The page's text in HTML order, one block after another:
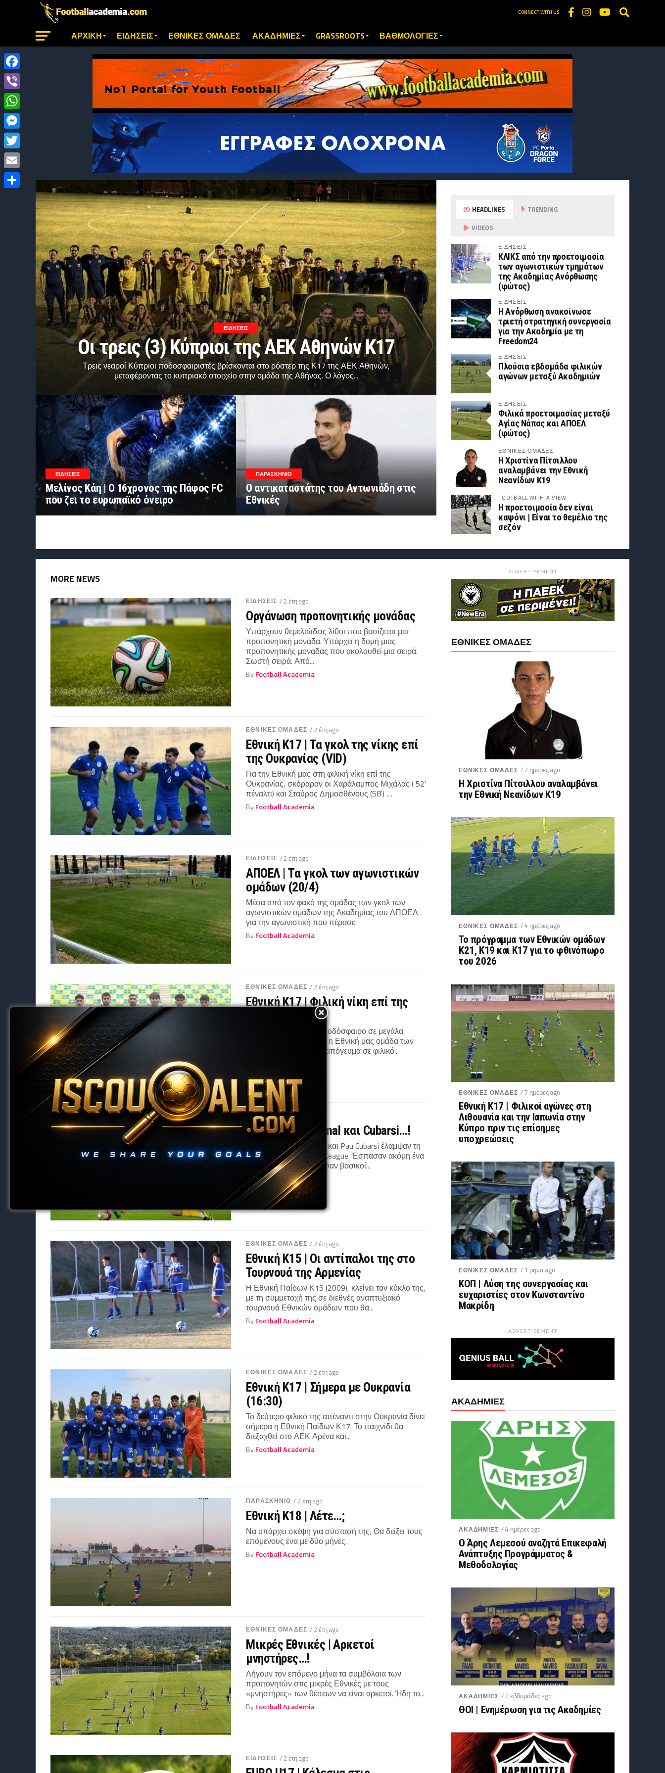
CONNECT WITH US
ΑΡΧΙΚΗ ΕΙΔΗΣΕΙΣ ΕΘΝΙΚΕΣ ΟΜΑΔΕΣ ΑΚΑΔΗΜΙΕΣ GRASSROOTS ΒΑΘΜΟΛΟΓΙΕΣ
ΕΙΔΗΣΕΙΣ
Οι τρεις (3) Κύπριοι της ΑΕΚ Αθηνών Κ17
Τρεις νεαροί Κύπριοι ποδοσφαιριστές βρίσκονται στο ρόστερ της Κ17 της ΑΕΚ Αθηνών,
μεταφέροντας το κυπριακό στοιχείο στην ομάδα της Αθήνας. Ο λόγος...
ΕΙΔΗΣΕΙΣ
Μελίνος Κάη | Ο 16χρονος της Πάφος FC
που ζει το ευρωπαϊκό όνειρο
ΠΑΡΑΣΚΉΝΙΟ
Ο αντικαταστάτης του Αντωνιάδη στις
Εθνικές
HEADLINES
TRENDING
VIDEOS
ΕΙΔΗΣΕΙΣ
ΚΛΙΚΣ από την προετοιμασία
των αγωνιστικών τμημάτων
της Ακαδημίας Ανόρθωσης
(φώτος)
ΕΙΔΗΣΕΙΣ
Η Ανόρθωση ανακοίνωσε
τριετή στρατηγική συνεργασία
για την Ακαδημία με τη
Freedom24
ΕΙΔΗΣΕΙΣ
Πλούσια εβδομάδα φιλικών
αγώνων μεταξύ Ακαδημιών
ΕΙΔΗΣΕΙΣ
Φιλικά προετοιμασίας μεταξύ
Αγίας Νάπας και ΑΠΟΕΛ
(φώτος)
ΕΘΝΙΚΕΣ ΟΜΑΔΕΣ
Η Χριστίνα Πίτσιλλου
αναλαμβάνει την Εθνική
Νεανίδων Κ19
FOOTBALL WITH A VIEW
Η προετοιμασία δεν είναι
καψόνι | Είναι το θεμέλιο της
σεζόν
MORE NEWS
ΕΙΔΗΣΕΙΣ / 2 έτη ago
Οργάνωση προπονητικής μονάδας
Υπάρχουν θεμελιώδεις λίθοι που βασίζεται μια
προπονητική μονάδα. Υπάρχει η δομή μιας
προπονητικής μονάδας που ακολουθεί μια σειρά.
Σωστή σειρά. Από...
ByFootball Academia
ΕΘΝΙΚΕΣ ΟΜΑΔΕΣ / 2 έτη ago
Εθνική Κ17 | Τα γκολ της νίκης επί
της Ουκρανίας (VID)
Για την Εθνική μας στη φιλική νίκη επί της
Ουκρανίας, σκόραραν οι Χαράλαμπος Μιχάλας ( 52′
πέναλτι) και Σταύρος Δημοσθένους (58′) ....
ByFootball Academia
ΕΙΔΗΣΕΙΣ / 2 έτη ago
ΑΠΟΕΛ | Τα γκολ των αγωνιστικών
ομάδων (20/4)
Μέσα από τον φακό της ομάδας των γκολ των
αγωνιστικών ομάδων της Ακαδημίας του ΑΠΟΕΛ
για την αγωνιστική που πέρασε.
ByFootball Academia
ΕΘΝΙΚΕΣ ΟΜΑΔΕΣ / 2 έτη ago
Εθνική Κ17 | Φιλική νίκη επί της
Παίζοντας πολύ καλό ποδόσφαιρο σε μεγάλα
διαστήματα του αγώνα, η Εθνική μας ομάδα των
Παίδων Κ17 νίκησε το απόγευμα σε φιλικό...
ΕΙΔΗΣΕΙΣ / 2 έτη ago
Η νέα Barca | Yamal και Cubarsi…!
Οι νεαροί Lamine Yamal και Pau Cubarsi έλαμψαν τη
βραδιά του Champions League. Έσπασαν ακόμη ένα
ρεκόρ. Όχι μόνο ξεκίνησαν βασικοί...
ByFootball Academia
ΕΘΝΙΚΕΣ ΟΜΑΔΕΣ / 2 έτη ago
Εθνική Κ15 | Οι αντίπαλοι της στο
Τουρνουά της Αρμενίας
Η Εθνική Παίδων Κ15 (2009), κλείνει τον κύκλο της,
με τη συμμετοχή της σε διεθνές αναπτυξιακό
τουρνουά Εθνικών ομάδων που θα...
ByFootball Academia
ΕΘΝΙΚΕΣ ΟΜΑΔΕΣ / 2 έτη ago
Εθνική Κ17 | Σήμερα με Ουκρανία
(16:30)
Το δεύτερο φιλικό της απέναντι στην Ουκρανία δίνει
σήμερα η Εθνική Παίδων Κ17. Το παιχνίδι θα
διεξαχθεί στο ΑΕΚ Αρένα και...
ByFootball Academia
ΠΑΡΑΣΚΉΝΙΟ / 2 έτη ago
Εθνική Κ18 | Λέτε…;
Να υπάρχει σκέψη για σύστασή της; Θα δείξει τους
επόμενους ένα με δύο μήνες.
ByFootball Academia
ΕΘΝΙΚΕΣ ΟΜΑΔΕΣ / 2 έτη ago
Μικρές Εθνικές | Αρκετοί
μνηστήρες…!
Λήγουν τον επόμενο μήνα τα συμβόλαια των
προπονητών στις μικρές Εθνικές με τους
«μνηστήρες» των θέσεων να είναι αρκετοί. Ήδη το...
ByFootball Academia
ΕΙΔΗΣΕΙΣ / 2 έτη ago
ADVERTISEMENT
ΕΘΝΙΚΕΣ ΟΜΑΔΕΣ
ΕΘΝΙΚΕΣ ΟΜΑΔΕΣ / 2 ημέρες ago
Η Χριστίνα Πίτσιλλου αναλαμβάνει
την Εθνική Νεανίδων Κ19
ΕΘΝΙΚΕΣ ΟΜΑΔΕΣ / 4 ημέρες ago
Το πρόγραμμα των Εθνικών ομάδων
Κ21, Κ19 και Κ17 για το φθινόπωρο
του 2026
ΕΘΝΙΚΕΣ ΟΜΑΔΕΣ / 7 ημέρες ago
Εθνική K17 | Φιλικοί αγώνες στη
Λιθουανία και την Ιαπωνία στην
Κύπρο πριν τις επίσημες
υποχρεώσεις
ΕΘΝΙΚΕΣ ΟΜΑΔΕΣ / 1 μήνα ago
ΚΟΠ | Λύση της συνεργασίας και
ευχαριστίες στον Κωνσταντίνο
Μακρίδη
ADVERTISEMENT
ΑΚΑΔΗΜΙΕΣ
ΑΚΑΔΗΜΙΕΣ / 4 ημέρες ago
Ο Άρης Λεμεσού αναζητά Επικεφαλή
Ανάπτυξης Προγράμματος &
Μεθοδολογίας
ΑΚΑΔΗΜΙΕΣ / 2 εβδομάδες ago
ΘΟΙ | Ενημέρωση για τις Ακαδημίες
Facebook
Viber
WhatsApp
Messenger
Twitter
Email
Μοιραστείτε